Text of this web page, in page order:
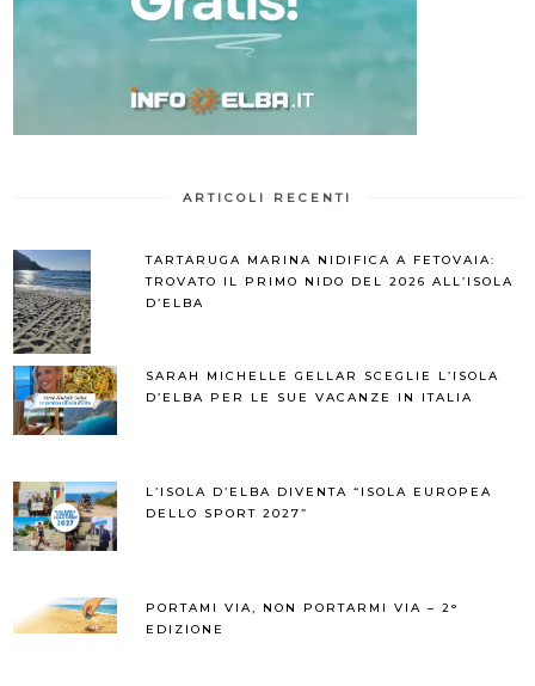
ARTICOLI RECENTI
TARTARUGA MARINA NIDIFICA A FETOVAIA:
TROVATO IL PRIMO NIDO DEL 2026 ALL’ISOLA
D’ELBA
SARAH MICHELLE GELLAR SCEGLIE L’ISOLA
D’ELBA PER LE SUE VACANZE IN ITALIA
L’ISOLA D’ELBA DIVENTA “ISOLA EUROPEA
DELLO SPORT 2027”
PORTAMI VIA, NON PORTARMI VIA – 2°
EDIZIONE